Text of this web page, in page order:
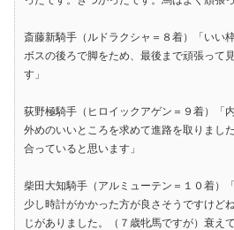
斎藤新騎手（ルドラクシャ＝８着）「いい
ボスの後ろで脚をため、最後まで頑張って
す」
荻野極騎手（ヒロイックアゲン＝９着）「
外めのいいところを求めて進路を取りまし
合っていると思います」
柴田大知騎手（アルミューテン＝１０着）
少し時計がかかった方が良さそうですけど
じがありました。（７歳牝馬ですが）衰え